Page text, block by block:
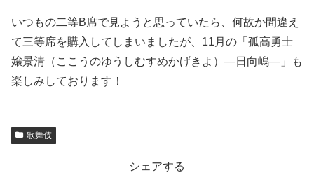
いつもの二等B席で見ようと思っていたら、何故か間違え
て三等席を購入してしまいましたが、11月の「孤高勇士
嬢景清（ここうのゆうしむすめかげきよ）―日向嶋―」も
楽しみしております！
歌舞伎
シェアする